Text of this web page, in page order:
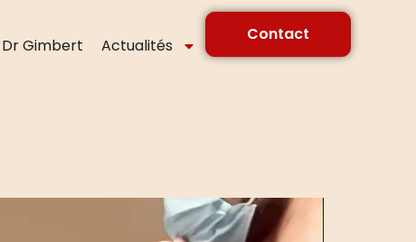
Dr Gimbert Actualités
Contact